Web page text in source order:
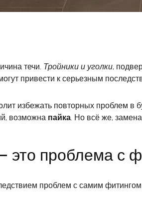
течи. Тройники и уголки,
привести к серьезным
избежать повторных проблем в
возможна пайка. Но всё же,
это проблема с
проблем с самим